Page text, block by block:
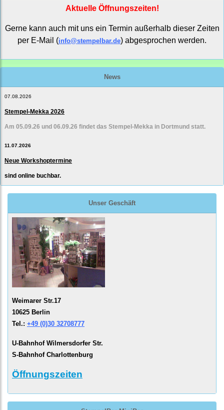
Aktuelle Öffnungszeiten!
Gerne kann auch mit uns ein Termin außerhalb dieser Zeiten
per E-Mail (info@stempelbar.de) abgesprochen werden.
News
07.08.2026
Stempel-Mekka 2026
Am 05.09.26 und 06.09.26 findet das Stempel-Mekka in Dortmund statt.
11.07.2026
Neue Workshoptermine
sind online buchbar.
Unser Geschäft
Weimarer Str.17
10625 Berlin
Tel.: +49 (0)30 32708777
U-Bahnhof Wilmersdorfer Str.
S-Bahnhof Charlottenburg
Öffnungszeiten